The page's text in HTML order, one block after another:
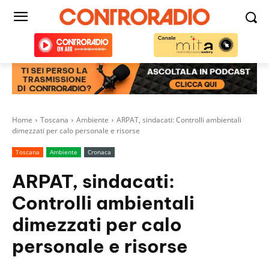
Home Toscana Ambiente
ARPAT, sindacati: Controlli ambientali
dimezzati per calo personale e risorse
Toscana Ambiente Cronaca
ARPAT, sindacati:
Controlli ambientali
dimezzati per calo
personale e risorse